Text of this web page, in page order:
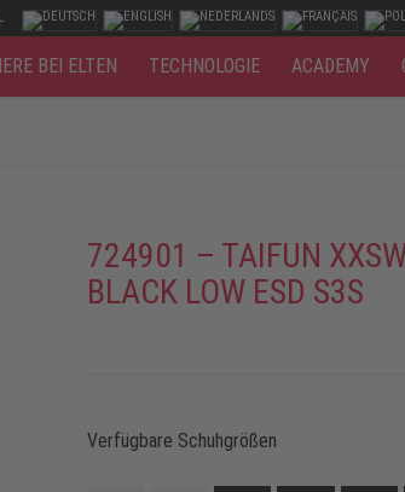
BEI ELTEN TECHNOLOGIE ACADEMY
724901 – TAIFUN
BLACK LOW ESD S3S
Verfügbare Schuhgrößen